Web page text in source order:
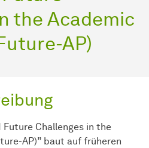
the Academic
AP)
Future Challenges in the
AP)” baut auf früheren